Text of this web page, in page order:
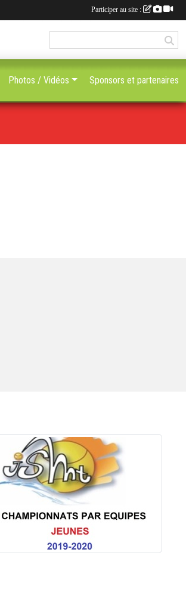
Photos / Vidéos Sponsors et partenaires
Participer au site :